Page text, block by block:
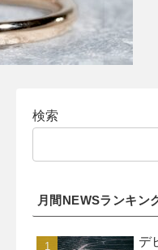
検索
月間NEWSランキン
デ